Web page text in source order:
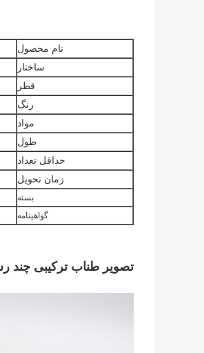
نام محصول
ساختار
قطر
رنگ
مواد
طول
حداقل تعداد
زمان تحویل
بسته
گواهینامه
تصویر طناب ترکیبی چند